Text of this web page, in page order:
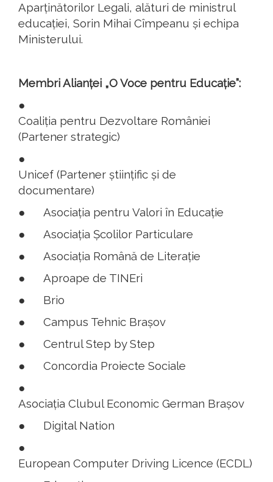
Aparținătorilor Legali, alături de ministrul
educației, Sorin Mihai Cîmpeanu și echipa
Ministerului.
Membri Alianței „O Voce pentru Educație”:
●
Coaliția pentru Dezvoltare României
(Partener strategic)
●
Unicef (Partener științific și de
documentare)
● Asociația pentru Valori în Educație
● Asociația Școlilor Particulare
● Asociația Română de Literație
● Aproape de TINEri
● Brio
● Campus Tehnic Brașov
● Centrul Step by Step
● Concordia Proiecte Sociale
●
Asociația Clubul Economic German Brașov
● Digital Nation
●
European Computer Driving Licence (ECDL)